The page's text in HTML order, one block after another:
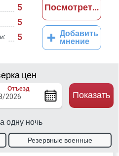
5
5
5
Посмотреть
Добавить
мнение
цен
Отъезд
одну ночь
Показать
Резервные военные